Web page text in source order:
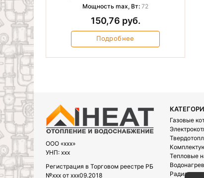
Мощность max, Вт: 72
150,76 руб.
Подробнее
OOO «xxx»
УНП: xxx
Регистрация в Торговом реестре РБ
№xxx от xxx09.2018
Газовые
Тепловые
Радиаторы